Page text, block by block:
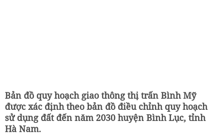
Bản đồ quy hoạch giao thông thị trấn Bình Mỹ
được xác định theo bản đồ điều chỉnh quy hoạch
sử dụng đất đến năm 2030 huyện Bình Lục, tỉnh
Hà Nam.